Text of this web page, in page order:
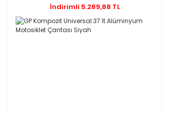
İndirimli 5.289,88 TL